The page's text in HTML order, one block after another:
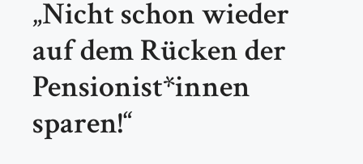
„Nicht schon wieder
auf dem Rücken der
Pensionist*innen
sparen!“